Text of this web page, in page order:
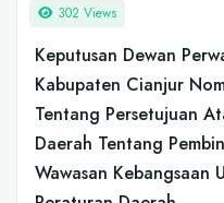
302 Views
Keputusan Dewan
Kabupaten Cianjur
Tentang Persetujuan
Daerah Tentang
Wawasan Kebangsaan